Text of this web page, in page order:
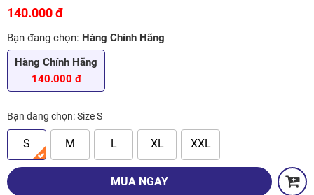
140.000 đ
Bạn đang chọn: Hàng Chính Hãng
Hàng Chính Hãng
140.000 đ
Bạn đang chọn:Size S
S M L XL XXL
MUA NGAY